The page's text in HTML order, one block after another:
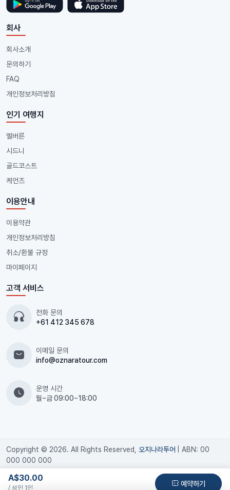
A$30.00
/ 성인 1인 예약하기
회사
회사소개
문의하기
FAQ
개인정보처리방침
인기 여행지
멜버른
시드니
골드코스트
케언즈
이용안내
이용약관
개인정보처리방침
취소/환불 규정
마이페이지
고객 서비스
전화 문의
+61 412 345 678
이메일 문의
info@oznaratour.com
운영 시간
월~금 09:00~18:00
Copyright © 2026. All Rights Reserved, 오지나라투어
| ABN: 00
000 000 000